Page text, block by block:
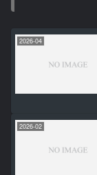
2026-04
2026-02